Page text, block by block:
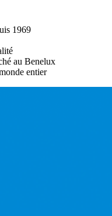
1969
au Benelux
entier